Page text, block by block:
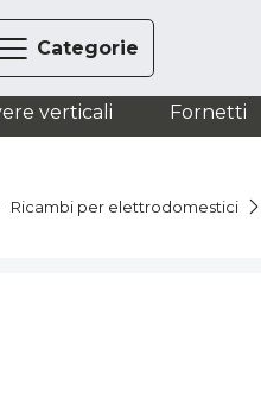
Categorie
verticali Fornetti
Ricambi per elettrodomestici